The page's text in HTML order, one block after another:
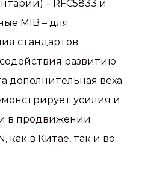
– RFC5833 и
MIB – для
стандартов
развитию
дополнительная веха
усилия и
в продвижении
как в Китае, так и во